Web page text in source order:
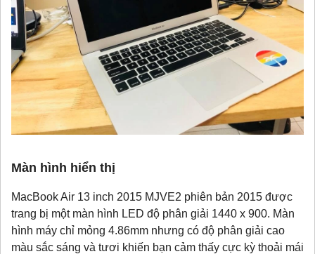
Màn hình hiển thị
MacBook Air 13 inch 2015 MJVE2 phiên bản 2015 được
trang bị một màn hình LED độ phân giải 1440 x 900. Màn
hình máy chỉ mỏng 4.86mm nhưng có độ phân giải cao
màu sắc sáng và tươi khiến bạn cảm thấy cực kỳ thoải mái